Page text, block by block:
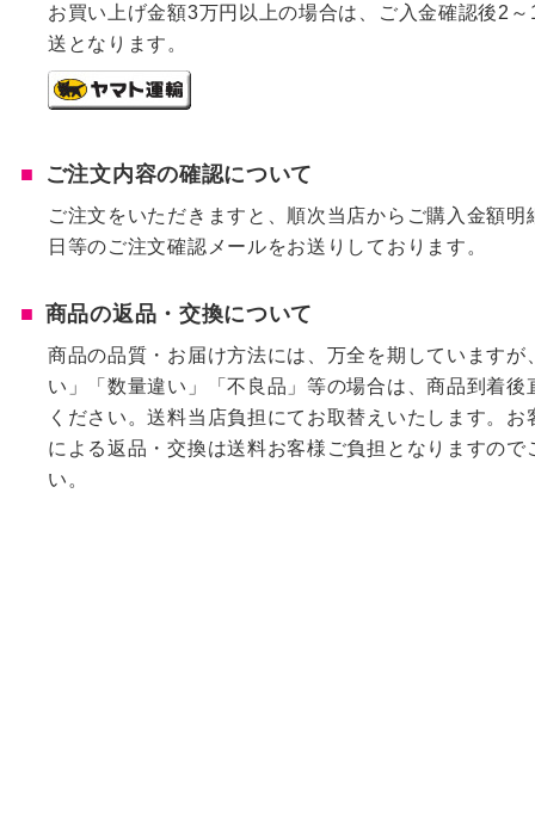
お買い上げ金額3万円以上の場合は、ご入金確認後2
送となります。
ご注文内容の確認について
ご注文をいただきますと、順次当店からご購入金額明
日等のご注文確認メールをお送りしております。
商品の返品・交換について
商品の品質・お届け方法には、万全を期していますが
い」「数量違い」「不良品」等の場合は、商品到着後
ください。送料当店負担にてお取替えいたします。お
による返品・交換は送料お客様ご負担となりますので
い。